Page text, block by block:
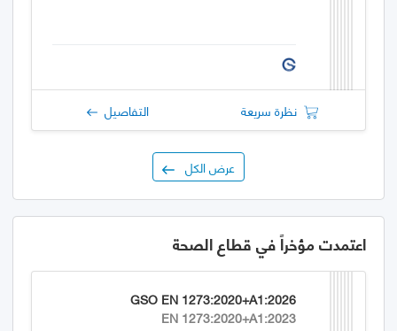
نظرة سريعة التفاصيل
عرض الكل
اعتمدت مؤخراً في قطاع الصحة
GSO EN 1273:2020+A1:2026
EN 1273:2020+A1:2023